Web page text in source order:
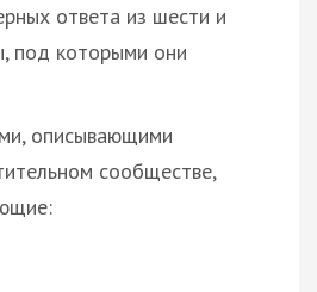
ответа из шести и
под которыми они
описывающими
сообществе,